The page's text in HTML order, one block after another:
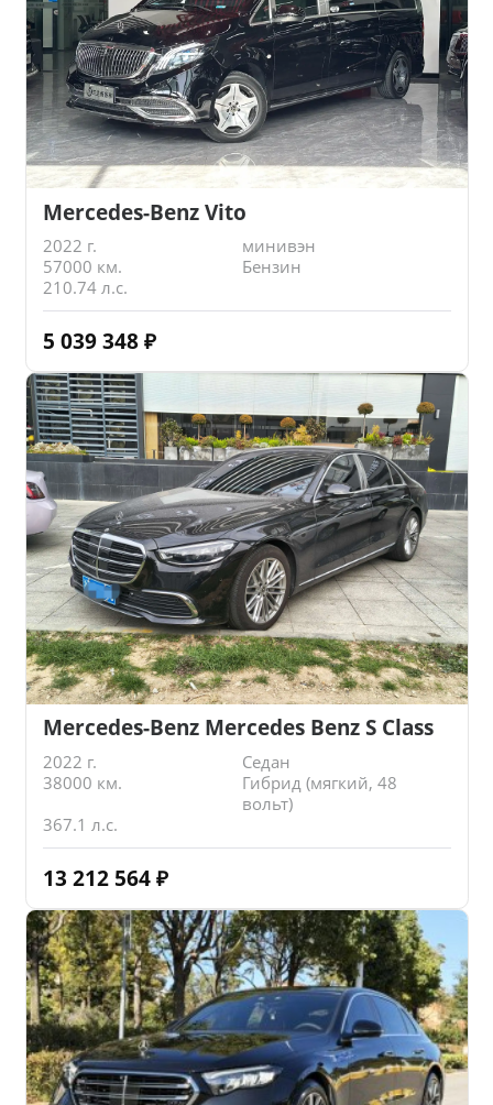
Mercedes-Benz Vito
2022 г.
минивэн
57000 км.
Бензин
210.74 л.с.
5 039 348 ₽
Mercedes-Benz Mercedes Benz S Class
2022 г.
Седан
38000 км.
Гибрид (мягкий, 48
вольт)
367.1 л.с.
13 212 564 ₽